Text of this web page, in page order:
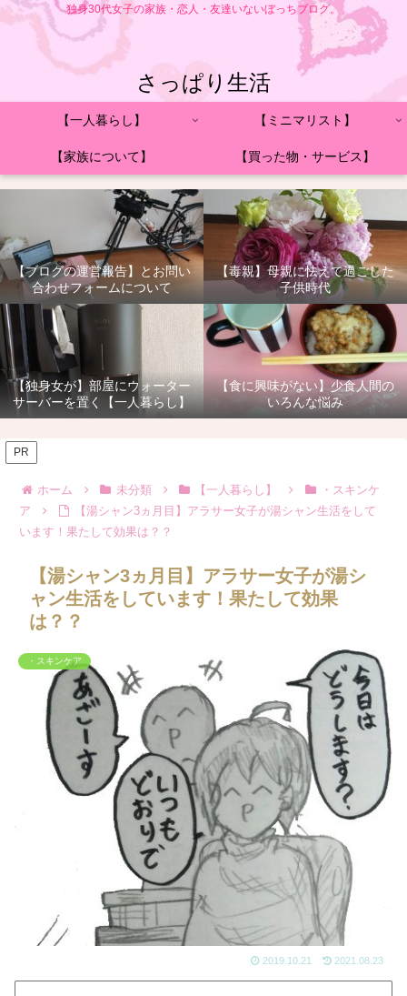
独身30代女子の家族・恋人・友達いないぼっちブログ。
さっぱり生活
【一人暮らし】 【ミニマリスト】
【家族について】 【買った物・サービス】
【ブログの運営報告】とお問い
合わせフォームについて
【毒親】母親に怯えて過ごした
子供時代
【独身女が】部屋にウォーター
サーバーを置く【一人暮らし】
【食に興味がない】少食人間の
いろんな悩み
PR
ホーム 未分類 【一人暮らし】
・スキンケ
ア
【湯シャン3ヵ月目】アラサー女子が湯シャン生活をして
います！果たして効果は？？
【湯シャン3ヵ月目】アラサー女子が湯シ
ャン生活をしています！果たして効果
は？？
・スキンケア
2019.10.21 2021.08.23